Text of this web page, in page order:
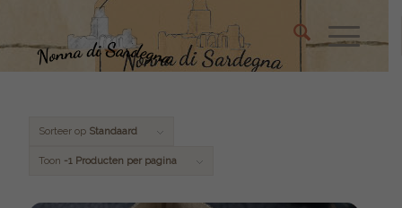
Sorteer op Standaard
Toon -1 Producten per pagina